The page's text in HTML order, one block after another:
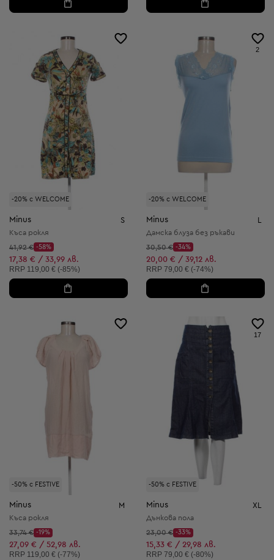
-20% с WELCOME
Minus S
Къса рокля
Начална цена:
41,92 €
Discount Price:
-58%
Намалена цена:
17,38 € / 33,99 лв.
Препоръчителна цена:
RRP 119,00 € (-85%)
-20% с WELCOME
2
Minus L
Дамска блуза без ръкави
Начална цена:
30,50 €
Discount Price:
-34%
Намалена цена:
20,00 € / 39,12 лв.
Препоръчителна цена:
RRP 79,00 € (-74%)
-50% с FESTIVE
Minus M
Къса рокля
Начална цена:
33,74 €
Discount Price:
-19%
Намалена цена:
27,09 € / 52,98 лв.
Препоръчителна цена:
RRP 119,00 € (-77%)
-50% с FESTIVE
17
Minus XL
Дънкова пола
Начална цена:
23,00 €
Discount Price:
-33%
Намалена цена:
15,33 € / 29,98 лв.
Препоръчителна цена:
RRP 79,00 € (-80%)